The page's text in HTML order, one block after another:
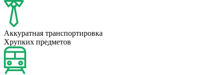
Аккуратная транспортировка
Хрупких предметов